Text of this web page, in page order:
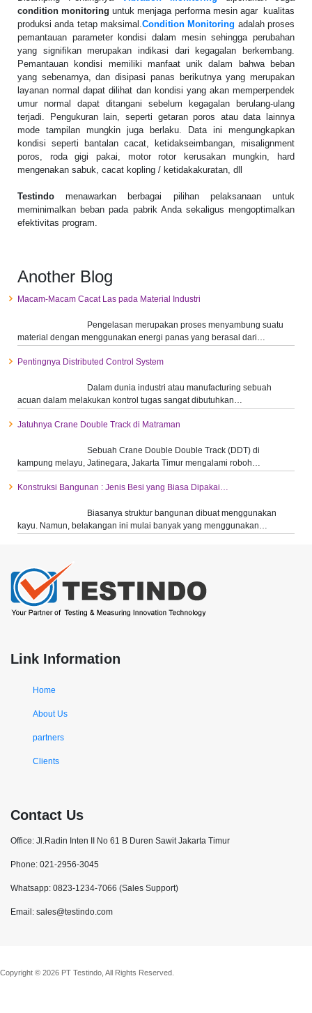
condition monitoring untuk menjaga performa mesin agar kualitas
produksi anda tetap maksimal.Condition Monitoring adalah proses
pemantauan parameter kondisi dalam mesin sehingga perubahan
yang signifikan merupakan indikasi dari kegagalan berkembang.
Pemantauan kondisi memiliki manfaat unik dalam bahwa beban
yang sebenarnya, dan disipasi panas berikutnya yang merupakan
layanan normal dapat dilihat dan kondisi yang akan memperpendek
umur normal dapat ditangani sebelum kegagalan berulang-ulang
terjadi. Pengukuran lain, seperti getaran poros atau data lainnya
mode tampilan mungkin juga berlaku. Data ini mengungkapkan
kondisi seperti bantalan cacat, ketidakseimbangan, misalignment
poros, roda gigi pakai, motor rotor kerusakan mungkin, hard
mengenakan sabuk, cacat kopling / ketidakakuratan, dll
Testindo menawarkan berbagai pilihan pelaksanaan untuk
meminimalkan beban pada pabrik Anda sekaligus mengoptimalkan
efektivitas program.
Another Blog
Macam-Macam Cacat Las pada Material Industri
Pengelasan merupakan proses menyambung suatu
material dengan menggunakan energi panas yang berasal dari…
Pentingnya Distributed Control System
Dalam dunia industri atau manufacturing sebuah
acuan dalam melakukan kontrol tugas sangat dibutuhkan…
Jatuhnya Crane Double Track di Matraman
Sebuah Crane Double Double Track (DDT) di
kampung melayu, Jatinegara, Jakarta Timur mengalami roboh…
Konstruksi Bangunan : Jenis Besi yang Biasa Dipakai…
Biasanya struktur bangunan dibuat menggunakan
kayu. Namun, belakangan ini mulai banyak yang menggunakan…
Link Information
Home
About Us
partners
Clients
Contact Us
Office: Jl.Radin Inten II No 61 B Duren Sawit Jakarta Timur
Phone: 021-2956-3045
Whatsapp: 0823-1234-7066 (Sales Support)
Email: sales@testindo.com
Copyright © 2026 PT Testindo, All Rights Reserved.